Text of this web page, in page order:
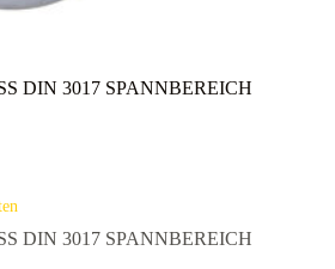
DIN 3017 SPANNBEREICH
DIN 3017 SPANNBEREICH